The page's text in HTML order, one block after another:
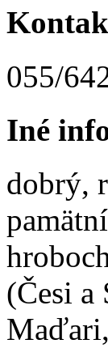
055/
Iné
dobrý,
(Česi